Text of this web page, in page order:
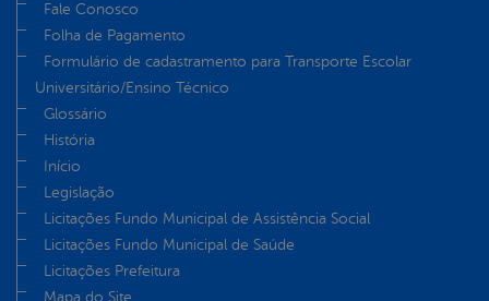
Fale Conosco
Folha de Pagamento
Formulário de cadastramento para Transporte Escolar
Universitário/Ensino Técnico
Glossário
História
Início
Legislação
Licitações Fundo Municipal de Assistência Social
Licitações Fundo Municipal de Saúde
Licitações Prefeitura
Mapa do Site